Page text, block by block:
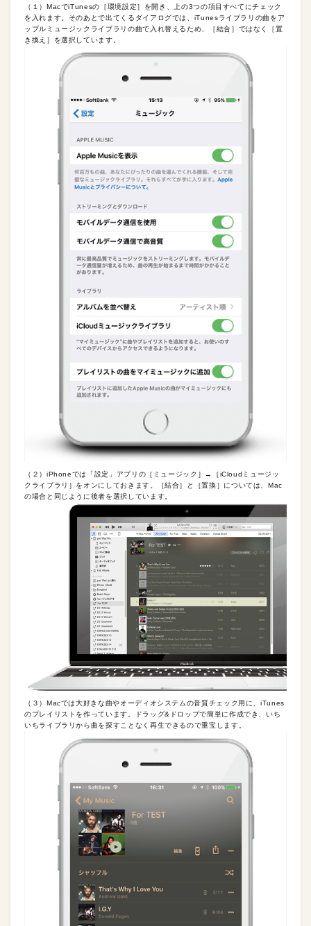
（１）MacでiTunesの［環境設定］を開き、上の3つの項目すべてにチェック
を入れます。そのあとで出てくるダイアログでは、iTunesライブラリの曲をア
ップルミュージックライブラリの曲で入れ替えるため、［結合］ではなく［置
き換え］を選択しています。
（２）iPhoneでは「設定」アプリの［ミュージック］→［iCloudミュージッ
クライブラリ］をオンにしておきます。［結合］と［置換］については、Mac
の場合と同じように後者を選択しています。
（３）Macでは大好きな曲やオーディオシステムの音質チェック用に、iTunes
のプレイリストを作っています。ドラッグ&ドロップで簡単に作成でき、いち
いちライブラリから曲を探すことなく再生できるので重宝します。